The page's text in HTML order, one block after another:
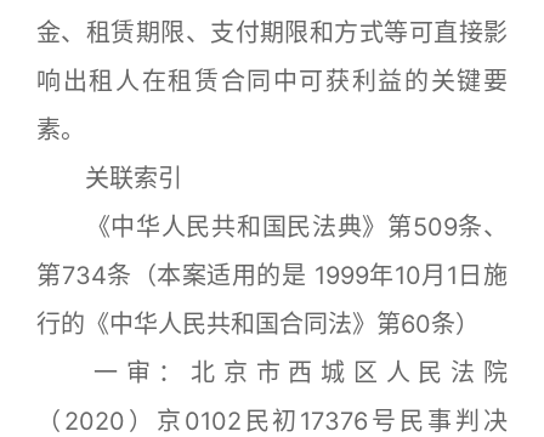
金、租赁期限、支付期限和方式等可直接影
响出租人在租赁合同中可获利益的关键要
素。
关联索引
《中华人民共和国民法典》第509条、
第734条（本案适用的是 1999年10月1日施
行的《中华人民共和国合同法》第60条）
一审：北京市西城区人民法院
（2020）京0102民初17376号民事判决